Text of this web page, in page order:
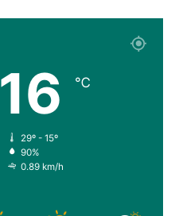
16 ℃
29º - 15º
90%
0.89 km/h